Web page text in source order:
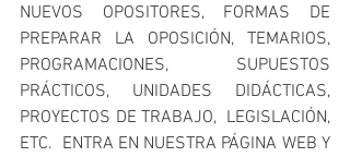
NUEVOS OPOSITORES, FORMAS DE
PREPARAR LA OPOSICIÓN, TEMARIOS,
PROGRAMACIONES, SUPUESTOS
PRÁCTICOS, UNIDADES DIDÁCTICAS,
PROYECTOS DE TRABAJO,  LEGISLACIÓN,
ETC.  ENTRA EN NUESTRA PÁGINA WEB Y